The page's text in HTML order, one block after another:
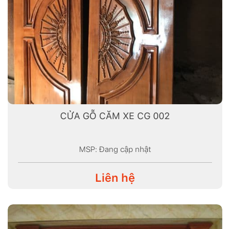
CỬA GỖ CĂM XE CG 002
MSP: Đang cập nhật
Liên hệ